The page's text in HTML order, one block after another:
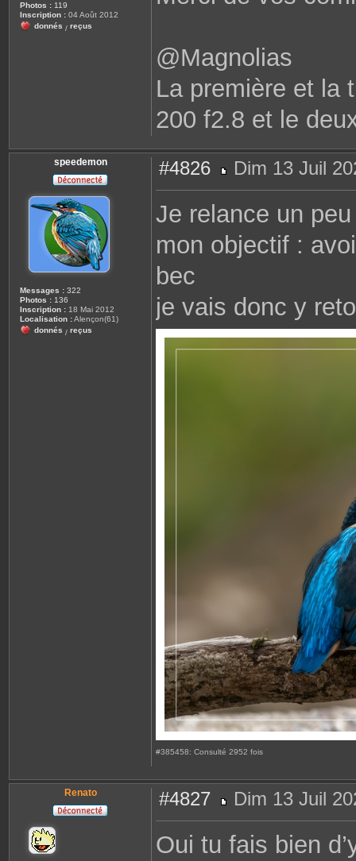
Photos : 119
Inscription : 04 Août 2012
donnés / reçus
@Magnolias
La première et la
200 f2.8 et le
speedemon
Messages : 322
Photos : 136
Inscription : 18 Mai 2012
Localisation :Alençon(61)
donnés / reçus
#4826
e
s
Dim 13 Juil
Je relance un
mon objectif :
bec
je vais donc y
#385458: Consulté 2952 fois
Renato #4827
e
s
Dim 13 Juil
Oui tu fais bien